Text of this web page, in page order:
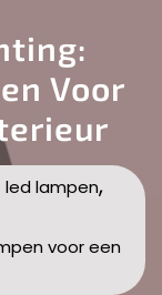
Voor
led lampen,
voor een